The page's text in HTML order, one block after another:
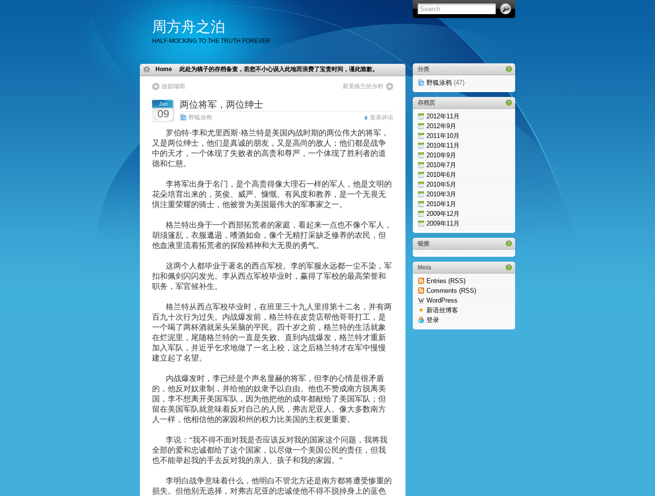
周方舟之泊
HALF-MOCKING TO THE TRUTH FOREVER
Home 此处为稿子的存档备查，若您不小心误入此地而浪费了宝贵时间，谨此致歉。
故园烟雨 新英格兰的乡村
Jan
09
两位将军，两位绅士
野狐涂鸦 发表评论
罗伯特·李和尤里西斯·格兰特是美国内战时期的两位伟大的将军，
又是两位绅士，他们是真诚的朋友，又是高尚的敌人；他们都是战争
中的天才，一个体现了失败者的高贵和尊严，一个体现了胜利者的道
德和仁慈。
李将军出身于名门，是个高贵得像大理石一样的军人，他是文明的
花朵培育出来的，英俊、威严、慷慨、有风度和教养，是一个无畏无
惧注重荣耀的骑士，他被誉为美国最伟大的军事家之一。
格兰特出身于一个西部拓荒者的家庭，看起来一点也不像个军人，
胡须篷乱，衣服邋遢，嗜酒如命，像个无精打采缺乏修养的农民，但
他血液里流着拓荒者的探险精神和大无畏的勇气。
这两个人都毕业于著名的西点军校。李的军服永远都一尘不染，军
扣和佩剑闪闪发光。李从西点军校毕业时，赢得了军校的最高荣誉和
职务，军官候补生。
格兰特从西点军校毕业时，在班里三十九人里排第十二名，并有两
百九十次行为过失。内战爆发前，格兰特在皮货店帮他哥哥打工，是
一个喝了两杯酒就呆头呆脑的平民。四十岁之前，格兰特的生活就象
在烂泥里，尾随格兰特的一直是失败。直到内战爆发，格兰特才重新
加入军队，并近乎乞求地做了一名上校，这之后格兰特才在军中慢慢
建立起了名望。
内战爆发时，李已经是个声名显赫的将军，但李的心情是很矛盾
的，他反对奴隶制，并给他的奴隶予以自由。他也不赞成南方脱离美
国，李不想离开美国军队，因为他把他的成年都献给了美国军队；但
留在美国军队就意味着反对自己的人民，弗吉尼亚人。像大多数南方
人一样，他相信他的家园和州的权力比美国的主权更重要。
李说：“我不得不面对我是否应该反对我的国家这个问题，我将我
全部的爱和忠诚都给了这个国家，以尽做一个美国公民的责任，但我
也不能举起我的手去反对我的亲人、孩子和我的家园。”
李明白战争意味着什么，他明白不管北方还是南方都将遭受惨重的
损失。但他别无选择，对弗吉尼亚的忠诚使他不得不脱掉身上的蓝色
分类
野狐涂鸦 (47)
存档页
2012年11月
2012年9月
2011年10月
2010年11月
2010年9月
2010年7月
2010年6月
2010年5月
2010年3月
2010年1月
2009年12月
2009年11月
链接
Meta
Entries (RSS)
Comments (RSS)
WordPress
新语丝博客
登录